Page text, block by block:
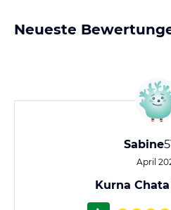
Neueste
Sabine
April
Kurna